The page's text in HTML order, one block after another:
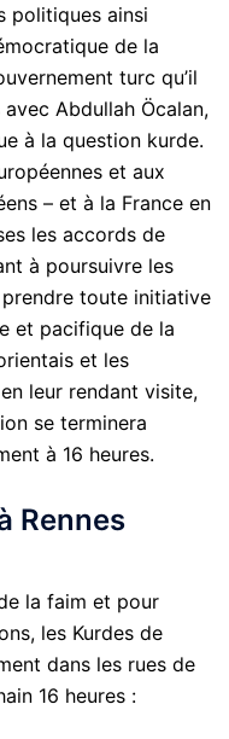
politiques ainsi
de la
turc qu’il
Abdullah Öcalan,
à la question kurde.
et aux
– et à la France en
les accords de
à poursuivre les
toute initiative
et pacifique de la
et les
leur rendant visite,
se terminera
à 16 heures.
Rennes
la faim et pour
les Kurdes de
dans les rues de
16 heures :